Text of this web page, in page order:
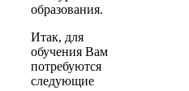
образования.
Итак, для
обучения Вам
потребуются
следующие